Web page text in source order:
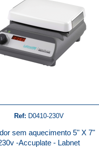
Ref: D0410-230V
sem aquecimento 5" X 7"
-Accuplate - Labnet